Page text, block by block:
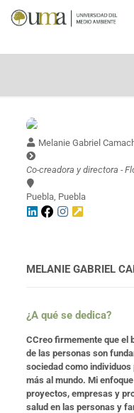
Melanie Gabriel
Co-creadora y directora -
Puebla, Puebla
MELANIE GABRIEL
¿A qué se dedica?
CCreo firmemente que el
de las personas son
sociedad como
más al mundo. Mi
proyectos, empresas y
salud en las personas y